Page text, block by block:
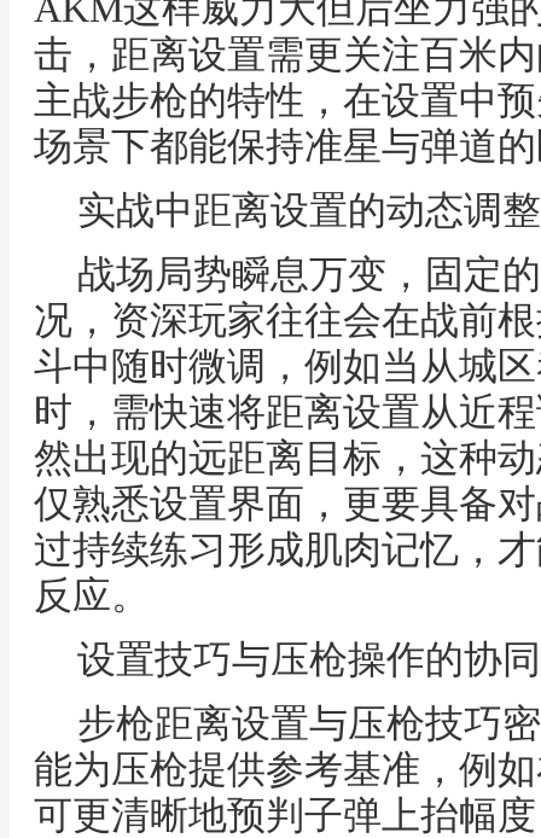
击，距离设置需更关注百米
主战步枪的特性，在设置中
场景下都能保持准星与弹道
实战中距离设置的动态调
战场局势瞬息万变，固定
况，资深玩家往往会在战前
斗中随时微调，例如当从城
时，需快速将距离设置从近
然出现的远距离目标，这种
仅熟悉设置界面，更要具备
过持续练习形成肌肉记忆，
反应。
设置技巧与压枪操作的协
步枪距离设置与压枪技巧
能为压枪提供参考基准，例
可更清晰地预判子弹上抬幅